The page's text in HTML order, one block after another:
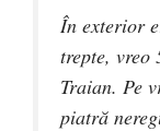
În exterior
trepte, vreo
Traian. Pe
piatră